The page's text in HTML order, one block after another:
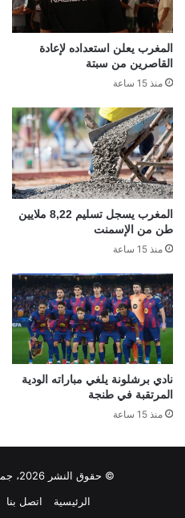
المغرب يعلن استعداده لإعادة
القاصرين من سبتة
منذ 15 ساعة
المغرب يسجل تسليم 8,22 ملايين
طن من الإسمنت
منذ 15 ساعة
نادي برشلونة يلغي مباراته الودية
المرتقبة في طنجة
منذ 15 ساعة
© حقوق النشر 2026، جميع الحقوق محفوظة |
الرئيسية
اتصل بنا